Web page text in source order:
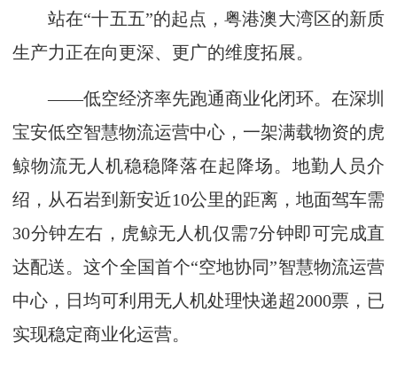
站在“十五五”的起点，粤港澳大湾区的新质
生产力正在向更深、更广的维度拓展。
——低空经济率先跑通商业化闭环。在深圳
宝安低空智慧物流运营中心，一架满载物资的虎
鲸物流无人机稳稳降落在起降场。地勤人员介
绍，从石岩到新安近10公里的距离，地面驾车需
30分钟左右，虎鲸无人机仅需7分钟即可完成直
达配送。这个全国首个“空地协同”智慧物流运营
中心，日均可利用无人机处理快递超2000票，已
实现稳定商业化运营。